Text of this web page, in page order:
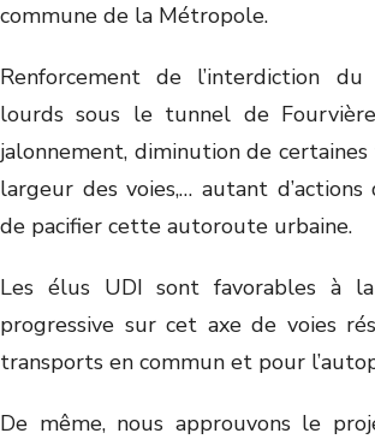
commune de la Métropole.
Renforcement de l’interdiction
lourds sous le tunnel de
jalonnement, diminution de
largeur des voies,… autant
de pacifier cette autoroute urbaine.
Les élus UDI sont favorables à
progressive sur cet axe de voies
transports en commun et pour
De même, nous approuvons le